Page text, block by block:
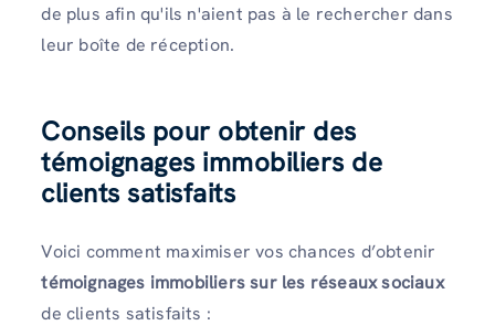
de plus afin qu'ils n'aient pas à le rechercher dans
leur boîte de réception.
Conseils pour obtenir des
témoignages immobiliers de
clients satisfaits
Voici comment maximiser vos chances d’obtenir
témoignages immobiliers sur les réseaux sociaux
de clients satisfaits :